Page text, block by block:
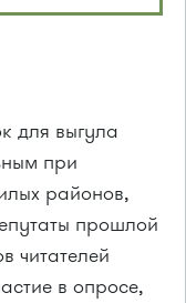
для выгула
при
районов,
прошлой
читателей
в опросе,